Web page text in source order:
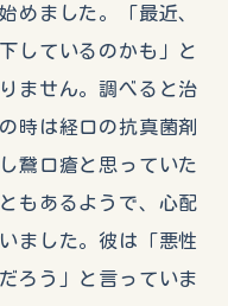
めました。「最近、
しているのかも」と
ません。調べると治
時は経口の抗真菌剤
鵞口瘡と思っていた
もあるようで、心配
ました。彼は「悪性
ろう」と言っていま